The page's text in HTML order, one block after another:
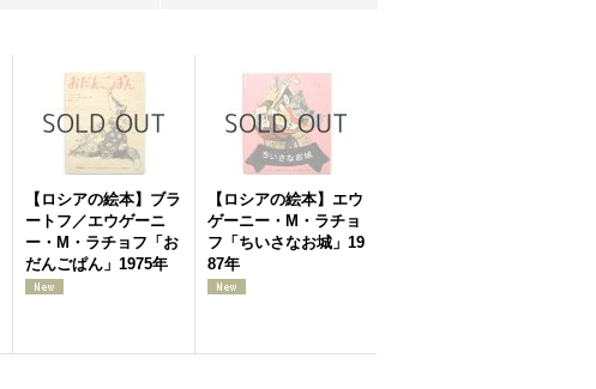
【ロシアの絵本】ブラ
ートフ／エウゲーニ
ー・M・ラチョフ「お
だんごぱん」1975年
【ロシアの絵本】エウ
ゲーニー・M・ラチョ
フ「ちいさなお城」19
87年